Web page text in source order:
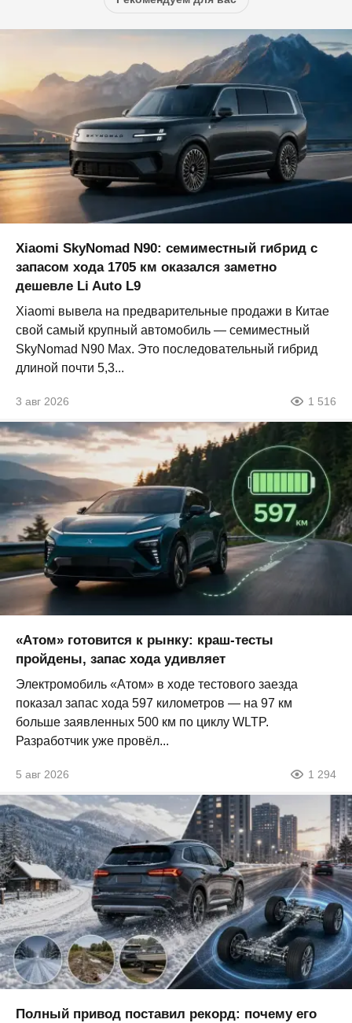
Xiaomi SkyNomad N90: семиместный гибрид с
запасом хода 1705 км оказался заметно
дешевле Li Auto L9
Xiaomi вывела на предварительные продажи в Китае
свой самый крупный автомобиль — семиместный
SkyNomad N90 Max. Это последовательный гибрид
длиной почти 5,3...
3 авг 2026 1 516
«Атом» готовится к рынку: краш-тесты
пройдены, запас хода удивляет
Электромобиль «Атом» в ходе тестового заезда
показал запас хода 597 километров — на 97 км
больше заявленных 500 км по циклу WLTP.
Разработчик уже провёл...
5 авг 2026 1 294
Полный привод поставил рекорд: почему его